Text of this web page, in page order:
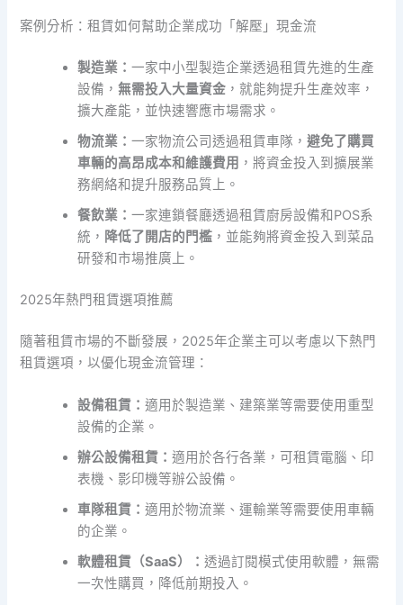
案例分析：租賃如何幫助企業成功「解壓」現金流
製造業：一家中小型製造企業透過租賃先進的生產
設備，無需投入大量資金 ，就能夠提升生產效率，
擴大產能，並快速響應市場需求。
物流業：一家物流公司透過租賃車隊，避免了購買
車輛的高昂成本和維護費用 ，將資金投入到擴展業
務網絡和提升服務品質上。
餐飲業：一家連鎖餐廳透過租賃廚房設備和POS系
統， 降低了開店的門檻 ，並能夠將資金投入到菜品
研發和市場推廣上。
2025年熱門租賃選項推薦
隨著租賃市場的不斷發展，2025年企業主可以考慮以下熱門
租賃選項，以優化現金流管理：
設備租賃：適用於製造業、建築業等需要使用重型
設備的企業。
辦公設備租賃：適用於各行各業，可租賃電腦、印
表機、影印機等辦公設備。
車隊租賃：適用於物流業、運輸業等需要使用車輛
的企業。
軟體租賃（SaaS）：透過訂閱模式使用軟體，無需
一次性購買，降低前期投入。